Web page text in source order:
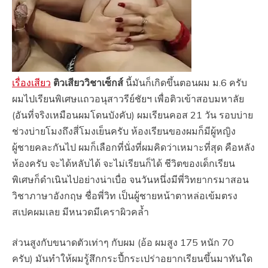
เรื่องเสียว ติวเสียววิชาเซ็กส์ นี้มันก็เกิดขึ้นตอนผม ม.6 ครับ
ผมไปเรียนพิเศษแถวอนุสาวรีย์ชัยฯ เพื่อติวเข้าสอบมหาลัย
(อันที่จริงเหมือนผมโดนบังคับ) ผมเรียนคอส 21 วัน รอบบ่าย
ช่วงบ่ายโมงถึงสี่โมงเย็นครับ ห้องเรียนของผมก็มีผู้หญิง
ผู้ชายคละกันไป ผมก็เลือกที่นั่งที่ผมคิดว่าเหมาะที่สุด คือหลัง
ห้องครับ จะได้หลับได้ จะไม่เรียนก็ได้ ชีวิตของเด็กเรียน
พิเศษก็ดำเนินไปอย่างน่าเบื่อ จนวันหนึ่งมีพี่วิทยากรมาสอน
วิชาภาษาอังกฤษ ชื่อพี่วิท เป็นผู้ชายหน้าตาหล่อเข้มตรง
สเปคผมเลย มีหนวดมีเคราผิวคล้ำ
ส่วนสูงกับขนาดตัวเท่าๆ กับผม (อ้อ ผมสูง 175 หนัก 70
ครับ) มันทำให้ผมรู้สึกกระปี้กระเปร่าอยากเรียนขึ้นมาทันใด